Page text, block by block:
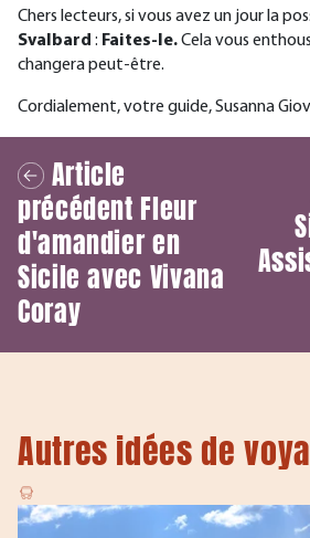
Chers lecteurs, si vous avez un jour la
Svalbard : Faites-le.Cela vous
changera peut-être.
Cordialement, votre guide, Susanna
Article
précédent Fleur
d'amandier en
Sicile avec Vivana
Coray
Autres idées de